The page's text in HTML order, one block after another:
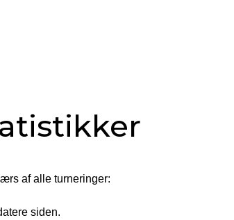
af alle turneringer:
siden.